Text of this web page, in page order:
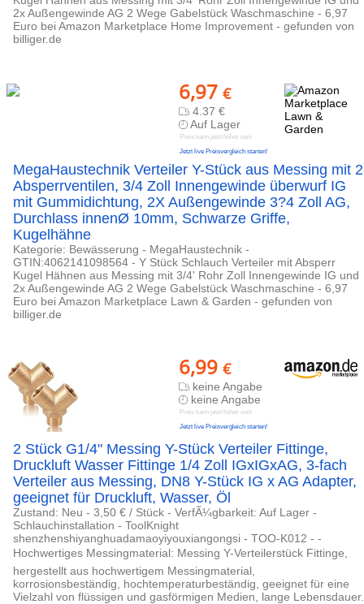
2x Außengewinde AG 2 Wege Gabelstück Waschmaschine - 6,97
Euro bei Amazon Marketplace Home Improvement - gefunden von
billiger.de
6,97 €
4.37 €
Auf Lager
Preis kann jetzt höher sein
Jetzt live Preisvergleich starten!
MegaHaustechnik Verteiler Y-Stück aus Messing mit 2
Absperrventilen, 3/4 Zoll Innengewinde überwurf IG
mit Gummidichtung, 2X Außengewinde 3?4 Zoll AG,
Durchlass innenØ 10mm, Schwarze Griffe,
Kugelhähne
Kategorie: Bewässerung - MegaHaustechnik -
GTIN:4062141098564 - Y Stück Schlauch Verteiler mit Absperr
Kugel Hähnen aus Messing mit 3/4' Rohr Zoll Innengewinde IG und
2x Außengewinde AG 2 Wege Gabelstück Waschmaschine - 6,97
Euro bei Amazon Marketplace Lawn & Garden - gefunden von
billiger.de
6,99 €
keine Angabe
keine Angabe
Preis kann jetzt höher sein
Jetzt live Preisvergleich starten!
2 Stück G1/4" Messing Y-Stück Verteiler Fittinge,
Druckluft Wasser Fittinge 1/4 Zoll IGxIGxAG, 3-fach
Verteiler aus Messing, DN8 Y-Stück IG x AG Adapter,
geeignet für Druckluft, Wasser, Öl
Zustand: Neu - 3,50 € / Stück - VerfÃ¼gbarkeit: Auf Lager -
Schlauchinstallation - ToolKnight
shenzhenshiyanghuadamaoyiyouxiangongsi - TOO-K012 - -
Hochwertiges Messingmaterial: Messing Y-Verteilerstück Fittinge,
hergestellt aus hochwertigem Messingmaterial,
korrosionsbeständig, hochtemperaturbeständig, geeignet für eine
Vielzahl von flüssigen und gasförmigen Medien, lange Lebensdauer.